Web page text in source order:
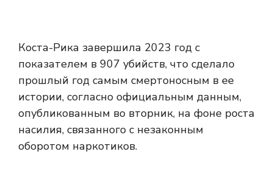
Коста-Рика завершила 2023 год с
показателем в 907 убийств, что сделало
прошлый год самым смертоносным в ее
истории, согласно официальным данным,
опубликованным во вторник, на фоне роста
насилия, связанного с незаконным
оборотом наркотиков.